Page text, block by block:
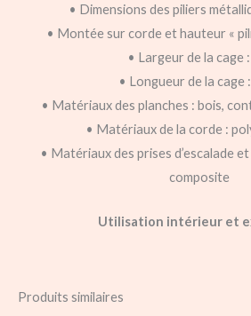
• Dimensions des piliers
• Montée sur corde et hauteur «
• Largeur de la cage :
• Longueur de la cage
• Matériaux des planches : bois,
• Matériaux de la corde :
• Matériaux des prises d’escalade et
composite
Utilisation intérieur et
Produits similaires